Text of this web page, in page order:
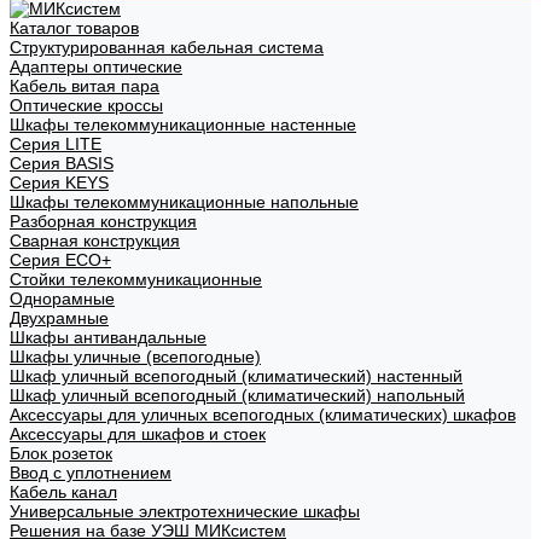
Каталог товаров
Структурированная кабельная система
Адаптеры оптические
Кабель витая пара
Оптические кроссы
Шкафы телекоммуникационные настенные
Cерия LITE
Cерия BASIS
Cерия KEYS
Шкафы телекоммуникационные напольные
Разборная конструкция
Сварная конструкция
Серия ECO+
Стойки телекоммуникационные
Однорамные
Двухрамные
Шкафы антивандальные
Шкафы уличные (всепогодные)
Шкаф уличный всепогодный (климатический) настенный
Шкаф уличный всепогодный (климатический) напольный
Аксессуары для уличных всепогодных (климатических) шкафов
Аксессуары для шкафов и стоек
Блок розеток
Ввод с уплотнением
Кабель канал
Универсальные электротехнические шкафы
Решения на базе УЭШ МИКсистем